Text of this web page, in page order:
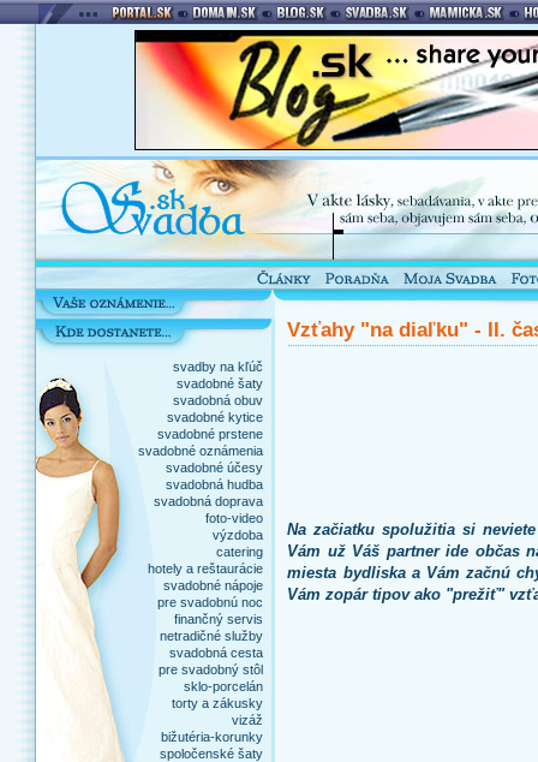
svadby na kľúč
svadobné šaty
svadobná obuv
svadobné kytice
svadobné prstene
svadobné oznámenia
svadobné účesy
svadobná hudba
svadobná doprava
foto-video
výzdoba
catering
hotely a reštaurácie
svadobné nápoje
pre svadobnú noc
finančný servis
netradičné služby
svadobná cesta
pre svadobný stôl
sklo-porcelán
torty a zákusky
vizáž
bižutéria-korunky
spoločenské šaty
Vzťahy "na diaľku" - II.
Na začiatku spolužitia si
Vám už Váš partner ide občas
miesta bydliska a Vám začnú
Vám zopár tipov ako "prežiť"